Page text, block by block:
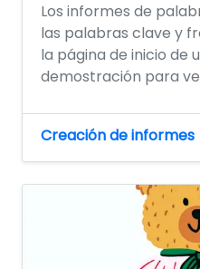
Los informes de
las palabras clave y
la página de inicio de
demostración para
Creación de informes